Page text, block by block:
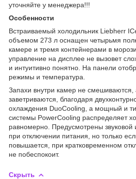
уточняйте у менеджера!!!
Особенности
Встраиваемый холодильник Liebherr
объемом 273 л оснащен четырьмя
камере и тремя контейнерами в
управление на дисплее не вызовет
и интуитивно понятно. На панели
режимы и температура.
Запахи внутри камер не смешиваются,
заветриваются, благодаря
охлаждения DuoCooling, а мощный и
системы PowerCooling распределяет
равномерно. Предусмотрены звуковой
при отключении питания, но только
повышается, при кратковременном
не побеспокоит.
Скрыть